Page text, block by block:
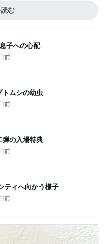
む
子への心配
前
トムシの幼虫
前
弾の入場特典
前
ティへ向かう様子
前